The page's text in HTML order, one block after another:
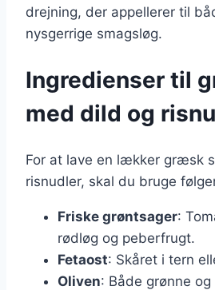
drejning, der appellerer til
nysgerrige smagsløg.
Ingredienser til
med dild og
For at lave en lækker græsk
risnudler, skal du bruge
Friske grøntsager:
rødløg og peberfrugt.
Fetaost: Skåret i tern
Oliven: Både grønne